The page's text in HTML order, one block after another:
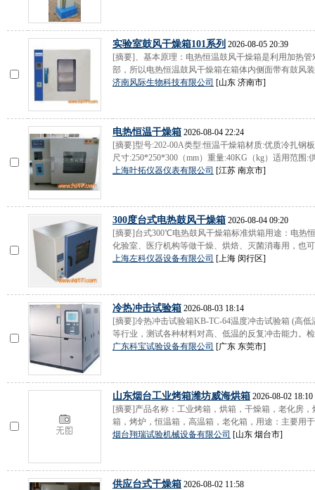
实验室鼓风干燥箱101系列 2026-08-05 20:39
[摘要]、基本原理：电热恒温鼓风干燥箱是利用加热
部，所以电热恒温鼓风干燥箱在箱体内侧面带有鼓风
济南风际生物科技有限公司 [山东 济南市]
电热恒温干燥箱 2026-08-04 22:24
[摘要]型号:202-00A类型:恒温干燥箱材质:优质冷扎钢
尺寸:250*250*300（mm）重量:40KG（kg）适用范围:
上海叶拓仪器仪表有限公司 [江苏 南京市]
300度台式电热鼓风干燥箱 2026-08-04 09:20
[摘要]台式300℃电热鼓风干燥箱标准烘箱用途：电热
化验室、医疗机构等做干燥、烘焙、灭菌消毒用，也
上海左科仪器设备有限公司 [上海 闵行区]
冷热冲击试验箱 2026-08-03 18:14
[摘要]冷热冲击试验箱KB-TC-64温度冲击试验箱 (高
等行业，测试各种材料对高、低温的反复冲击能力。
广东科宝试验设备有限公司 [广东 东莞市]
山东烟台工业烤箱潍坊威海烘箱 2026-08-02 18:10
[摘要]产品名称：工业烤箱，烘箱，干燥箱，老化房
箱，烤炉，恒温箱，高温箱，老化箱，用途：主要用
烟台翔瑞试验机械设备有限公司 [山东 烟台市]
供应台式干燥箱 2026-08-02 11:58